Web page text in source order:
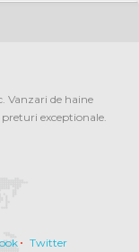
Vanzari de haine
exceptionale.
Twitter